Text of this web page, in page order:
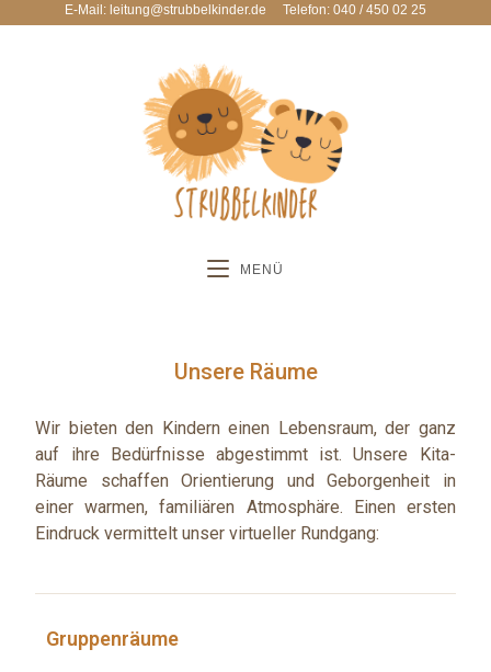
E-Mail: leitung@strubbelkinder.de Telefon: 040 / 450 02 25
MENÜ
Unsere Räume
Wir bieten den Kindern einen Lebensraum, der ganz
auf ihre Bedürfnisse abgestimmt ist. Unsere Kita-
Räume schaffen Orientierung und Geborgenheit in
einer warmen, familiären Atmosphäre. Einen ersten
Eindruck vermittelt unser virtueller Rundgang:
Gruppenräume